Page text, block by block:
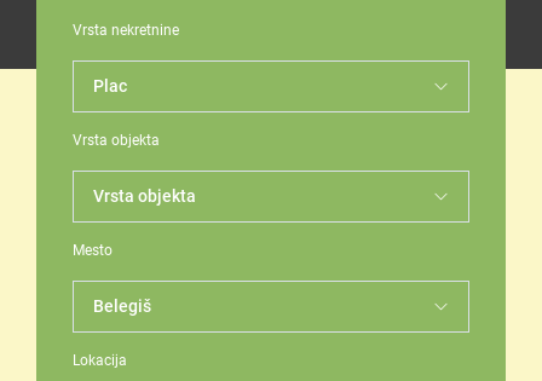
Vrsta nekretnine
Vrsta objekta
Mesto
Lokacija